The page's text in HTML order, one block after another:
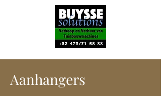
Aanhangers